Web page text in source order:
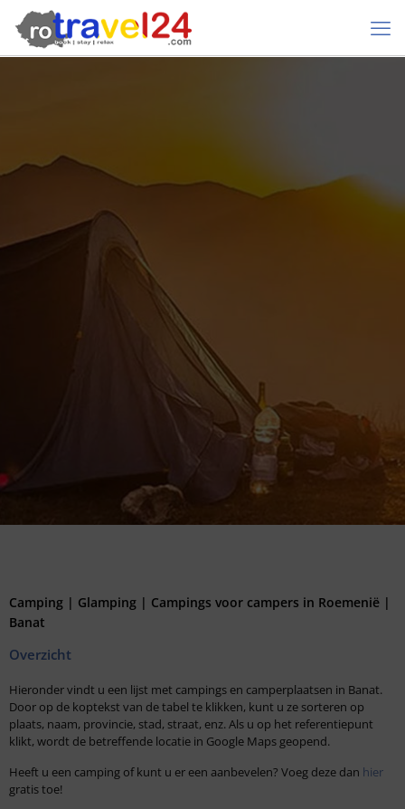
Camping | Glamping | Campings voor campers in Roemenië |
Banat
Overzicht
Hieronder vindt u een lijst met campings en camperplaatsen in Banat.
Door op de koptekst van de tabel te klikken, kunt u ze sorteren op
plaats, naam, provincie, stad, straat, enz. Als u op het referentiepunt
klikt, wordt de betreffende locatie in Google Maps geopend.
Heeft u een camping of kunt u er een aanbevelen? Voeg deze dan hier
gratis toe!